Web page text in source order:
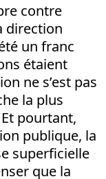
contre
direction
un franc
étaient
ne s’est pas
la plus
pourtant,
publique, la
superficielle
que la